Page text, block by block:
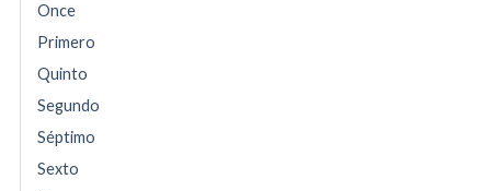
Once
Primero
Quinto
Segundo
Séptimo
Sexto